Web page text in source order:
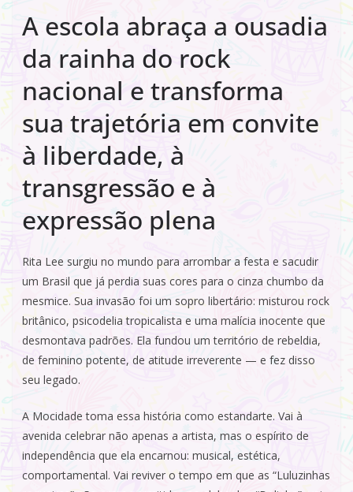
A escola abraça a ousadia
da rainha do rock
nacional e transforma
sua trajetória em convite
à liberdade, à
transgressão e à
expressão plena
Rita Lee surgiu no mundo para arrombar a festa e sacudir
um Brasil que já perdia suas cores para o cinza chumbo da
mesmice. Sua invasão foi um sopro libertário: misturou rock
britânico, psicodelia tropicalista e uma malícia inocente que
desmontava padrões. Ela fundou um território de rebeldia,
de feminino potente, de atitude irreverente — e fez disso
seu legado.
A Mocidade toma essa história como estandarte. Vai à
avenida celebrar não apenas a artista, mas o espírito de
independência que ela encarnou: musical, estética,
comportamental. Vai reviver o tempo em que as “Luluzinhas